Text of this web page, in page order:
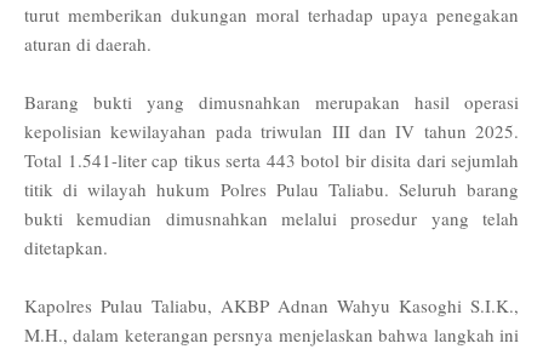
turut memberikan dukungan moral terhadap upaya penegakan
aturan di daerah.
Barang bukti yang dimusnahkan merupakan hasil operasi
kepolisian kewilayahan pada triwulan III dan IV tahun 2025.
Total 1.541-liter cap tikus serta 443 botol bir disita dari sejumlah
titik di wilayah hukum Polres Pulau Taliabu. Seluruh barang
bukti kemudian dimusnahkan melalui prosedur yang telah
ditetapkan.
Kapolres Pulau Taliabu, AKBP Adnan Wahyu Kasoghi S.I.K.,
M.H., dalam keterangan persnya menjelaskan bahwa langkah ini